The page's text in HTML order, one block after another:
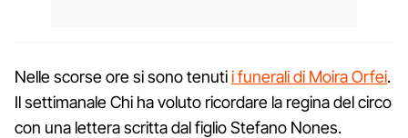
Nelle scorse ore si sono tenutii funerali di Moira Orfei.
Il settimanale Chi ha voluto ricordare la regina del circo
con una lettera scritta dal figlio Stefano Nones.